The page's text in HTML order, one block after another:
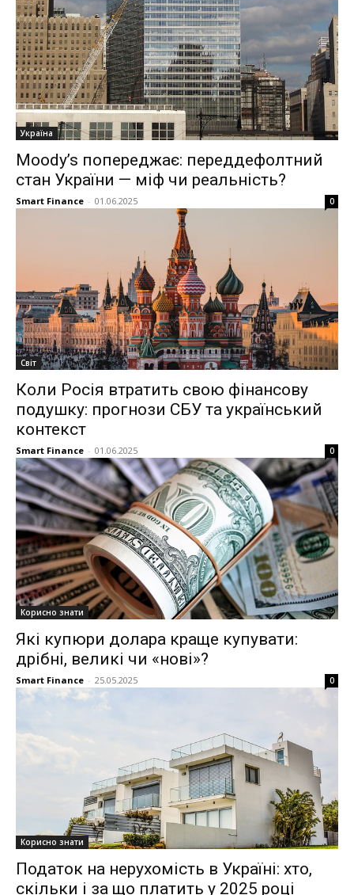
Україна
Moody’s попереджає: переддефолтний
стан України — міф чи реальність?
Smart Finance - 01.06.2025 0
Світ
Коли Росія втратить свою фінансову
подушку: прогнози СБУ та український
контекст
Smart Finance - 01.06.2025 0
Корисно знати
Які купюри долара краще купувати:
дрібні, великі чи «нові»?
Smart Finance - 25.05.2025 0
Корисно знати
Податок на нерухомість в Україні: хто,
скільки і за що платить у 2025 році